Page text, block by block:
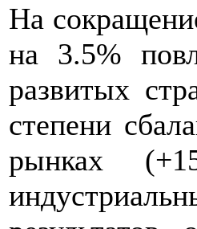
На
на 3.5%
развитых
степени
рынках